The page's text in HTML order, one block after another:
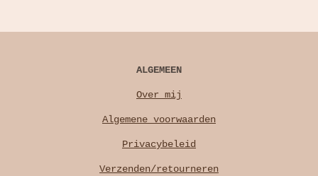
ALGEMEEN
Over mij
Algemene voorwaarden
Privacybeleid
Verzenden/retourneren